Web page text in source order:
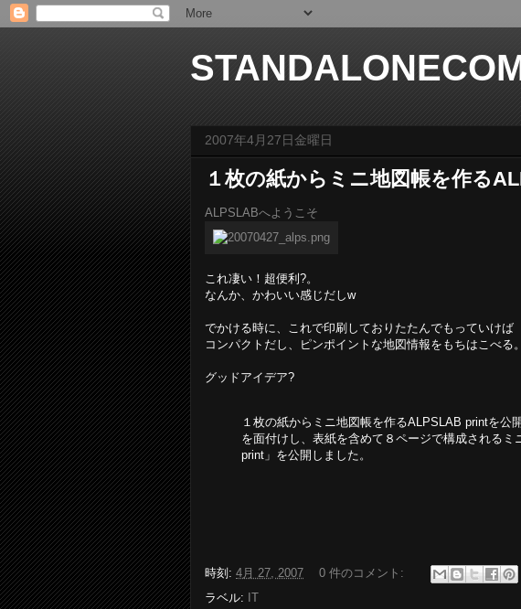
2007年4月27日金曜日
１枚の紙からミニ地図帳を作る
ALPSLABへようこそ
これ凄い！超便利?。
なんか、かわいい感じだしw
でかける時に、これで印刷しておりたたんでもっていけば
コンパクトだし、ピンポイントな地図情報をもちはこべる。
グッドアイデア?
１枚の紙からミニ地図帳を作るALPSLAB printを公
を面付けし、表紙を含めて８ページで構成される
print」を公開しました。
時刻: 4月 27, 2007
0 件のコメント:
ラベル: IT